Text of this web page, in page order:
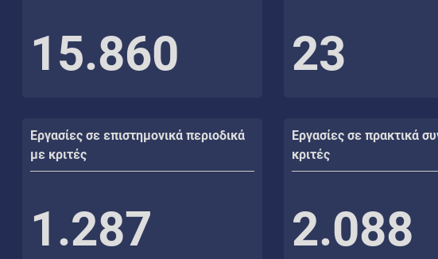
15.860 23
Εργασίες σε επιστημονικά περιοδικά
με κριτές
1.287
Εργασίες σε πρακτικά
κριτές
2.088